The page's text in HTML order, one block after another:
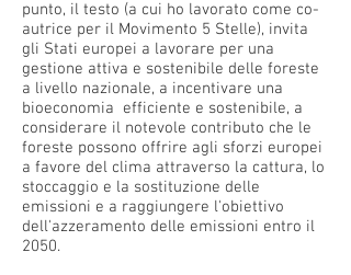
punto, il testo (a cui ho lavorato come co-
autrice per il Movimento 5 Stelle), invita
gli Stati europei a lavorare per una
gestione attiva e sostenibile delle foreste
a livello nazionale, a incentivare una
bioeconomia efficiente e sostenibile, a
considerare il notevole contributo che le
foreste possono offrire agli sforzi europei
a favore del clima attraverso la cattura, lo
stoccaggio e la sostituzione delle
emissioni e a raggiungere l'obiettivo
dell'azzeramento delle emissioni entro il
2050.